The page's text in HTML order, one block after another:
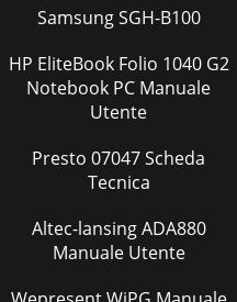
Samsung SGH-B100
HP EliteBook Folio 1040 G2
Notebook PC Manuale
Utente
Presto 07047 Scheda
Tecnica
Altec-lansing ADA880
Manuale Utente